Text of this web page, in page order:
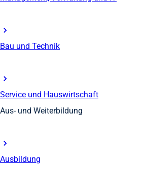
Bau und Technik
Service und Hauswirtschaft
Aus- und Weiterbildung
Ausbildung